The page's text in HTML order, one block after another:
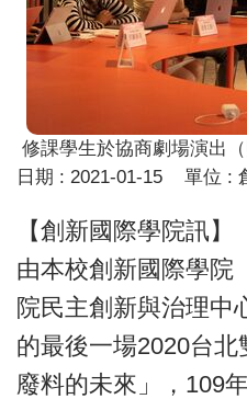
修課學生於協商劇場演出
日期 : 2021-01-15 單位 :
【創新國際學院訊】
由本校創新國際學院
院民主創新與治理中
的最後一場2020台
廢料的未來」，109